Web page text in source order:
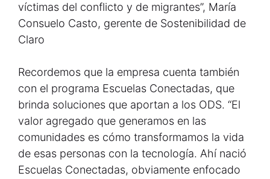
víctimas del conflicto y de migrantes”, María
Consuelo Casto, gerente de Sostenibilidad de
Claro
Recordemos que la empresa cuenta también
con el programa Escuelas Conectadas, que
brinda soluciones que aportan a los ODS. “El
valor agregado que generamos en las
comunidades es cómo transformamos la vida
de esas personas con la tecnología. Ahí nació
Escuelas Conectadas, obviamente enfocado